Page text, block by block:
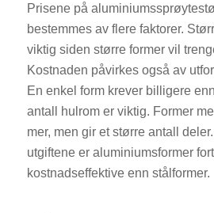
Prisene på
bestemmes av flere faktorer.
viktig siden større former vil
Kostnaden påvirkes også av
En enkel form krever billigere
antall hulrom er viktig. Former
mer, men gir et større antall
utgiftene er aluminiumsformer
kostnadseffektive enn stålformer.